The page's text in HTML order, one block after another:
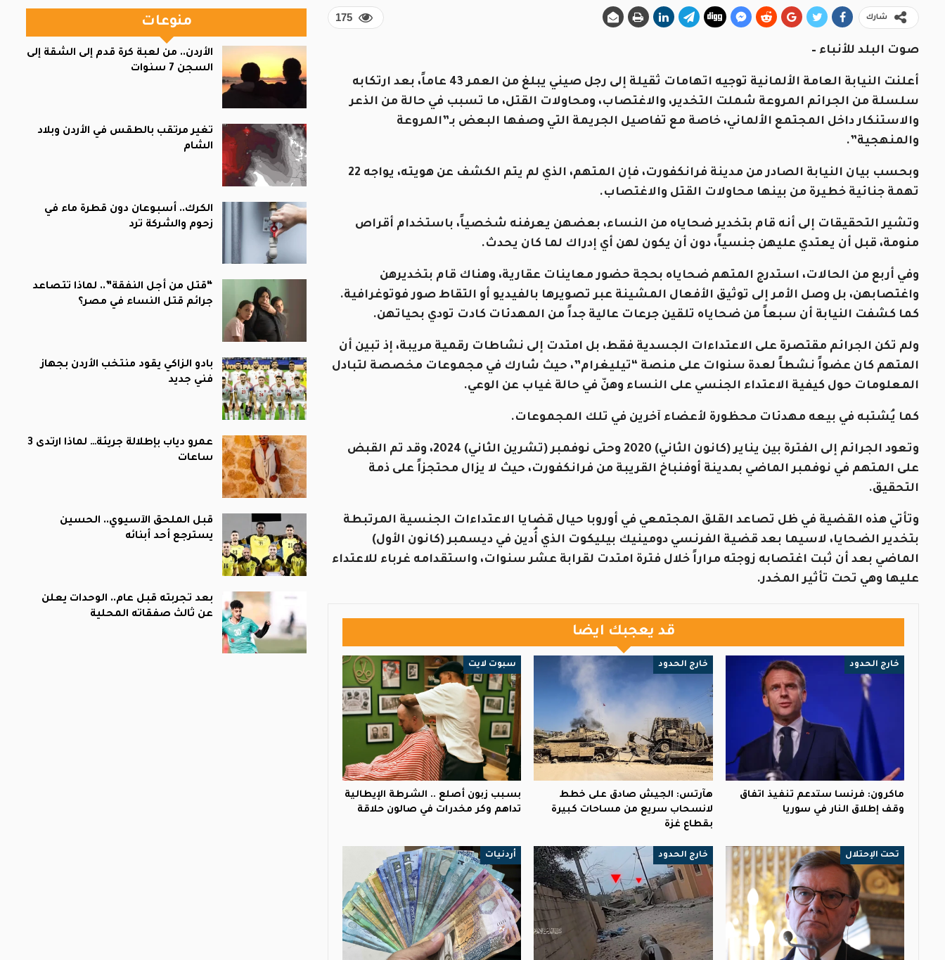
175 شارك
صوت البلد للأنباء –
أعلنت النيابة العامة الألمانية توجيه اتهامات ثقيلة إلى رجل صيني يبلغ من العمر 43 عاماً، بعد ارتكابه
سلسلة من الجرائم المروعة شملت التخدير، والاغتصاب، ومحاولات القتل، ما تسبب في حالة من الذعر
والاستنكار داخل المجتمع الألماني، خاصة مع تفاصيل الجريمة التي وصفها البعض بـ”المروعة
والمنهجية”.
وبحسب بيان النيابة الصادر من مدينة فرانكفورت، فإن المتهم، الذي لم يتم الكشف عن هويته، يواجه 22
تهمة جنائية خطيرة من بينها محاولات القتل والاغتصاب.
وتشير التحقيقات إلى أنه قام بتخدير ضحاياه من النساء، بعضهن يعرفنه شخصياً، باستخدام أقراص
منومة، قبل أن يعتدي عليهن جنسياً، دون أن يكون لهن أي إدراك لما كان يحدث.
وفي أربع من الحالات، استدرج المتهم ضحاياه بحجة حضور معاينات عقارية، وهناك قام بتخديرهن
واغتصابهن، بل وصل الأمر إلى توثيق الأفعال المشينة عبر تصويرها بالفيديو أو التقاط صور فوتوغرافية.
كما كشفت النيابة أن سبعاً من ضحاياه تلقين جرعات عالية جداً من المهدئات كادت تودي بحياتهن.
ولم تكن الجرائم مقتصرة على الاعتداءات الجسدية فقط، بل امتدت إلى نشاطات رقمية مريبة، إذ تبين أن
المتهم كان عضواً نشطاً لعدة سنوات على منصة “تيليغرام”، حيث شارك في مجموعات مخصصة لتبادل
المعلومات حول كيفية الاعتداء الجنسي على النساء وهنّ في حالة غياب عن الوعي.
كما يُشتبه في بيعه مهدئات محظورة لأعضاء آخرين في تلك المجموعات.
وتعود الجرائم إلى الفترة بين يناير (كانون الثاني) 2020 وحتى نوفمبر (تشرين الثاني) 2024، وقد تم القبض
على المتهم في نوفمبر الماضي بمدينة أوفنباخ القريبة من فرانكفورت، حيث لا يزال محتجزاً على ذمة
التحقيق.
وتأتي هذه القضية في ظل تصاعد القلق المجتمعي في أوروبا حيال قضايا الاعتداءات الجنسية المرتبطة
بتخدير الضحايا، لاسيما بعد قضية الفرنسي دومينيك بيليكوت الذي أُدين في ديسمبر (كانون الأول)
الماضي بعد أن ثبت اغتصابه زوجته مراراً خلال فترة امتدت لقرابة عشر سنوات، واستقدامه غرباء للاعتداء
عليها وهي تحت تأثير المخدر.
قد يعجبك ايضا
خارج الحدود
ماكرون: فرنسا ستدعم تنفيذ اتفاق
وقف إطلاق النار في سوريا
خارج الحدود
هآرتس: الجيش صادق على خطط
لانسحاب سريع من مساحات كبيرة
بقطاع غزة
سبوت لايت
بسبب زبون أصلع .. الشرطة الإيطالية
تداهم وكر مخدرات في صالون حلاقة
تحت الإحتلال خارج الحدود أردنيات
منوعات
الأردن.. من لعبة كرة قدم إلى الشقة إلى
السجن 7 سنوات
تغير مرتقب بالطقس في الأردن وبلاد
الشام
الكرك.. أسبوعان دون قطرة ماء في
زحوم والشركة ترد
“قتل من أجل النفقة”.. لماذا تتصاعد
جرائم قتل النساء في مصر؟
بادو الزاكي يقود منتخب الأردن بجهاز
فني جديد
عمرو دياب بإطلالة جريئة… لماذا ارتدى 3
ساعات
قبل الملحق الآسيوي.. الحسين
يسترجع أحد أبنائه
بعد تجربته قبل عام.. الوحدات يعلن
عن ثالث صفقاته المحلية